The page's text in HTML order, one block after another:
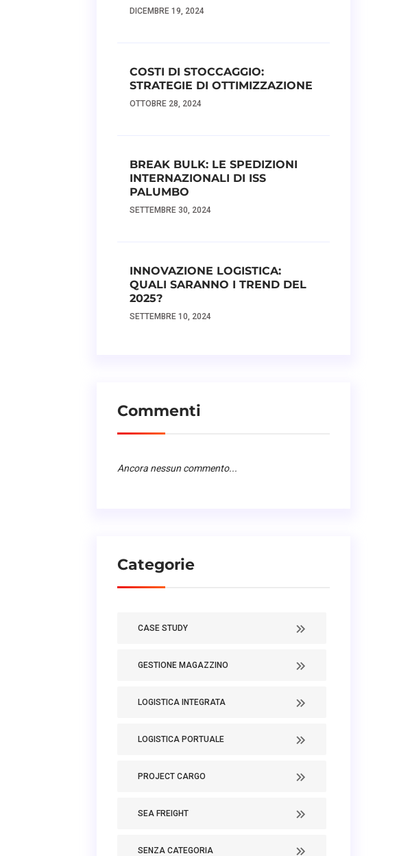
DICEMBRE 19, 2024
COSTI DI STOCCAGGIO:
STRATEGIE DI OTTIMIZZAZIONE
OTTOBRE 28, 2024
BREAK BULK: LE SPEDIZIONI
INTERNAZIONALI DI ISS
PALUMBO
SETTEMBRE 30, 2024
INNOVAZIONE LOGISTICA:
QUALI SARANNO I TREND DEL
2025?
SETTEMBRE 10, 2024
Commenti
Ancora nessun commento...
Categorie
CASE STUDY
GESTIONE MAGAZZINO
LOGISTICA INTEGRATA
LOGISTICA PORTUALE
PROJECT CARGO
SEA FREIGHT
SENZA CATEGORIA